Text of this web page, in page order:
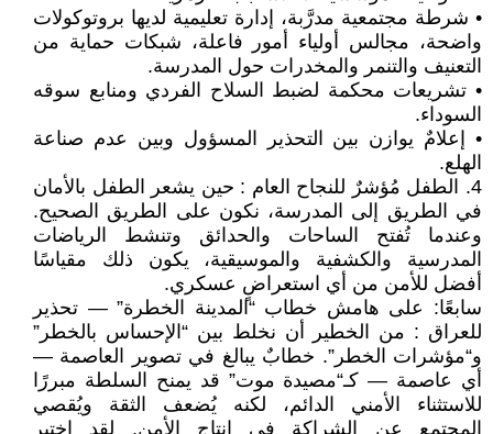
• شرطة مجتمعية مدرَّبة، إدارة تعليمية لديها بروتوكولات
واضحة، مجالس أولياء أمور فاعلة، شبكات حماية من
التعنيف والتنمر والمخدرات حول المدرسة.
• تشريعات محكمة لضبط السلاح الفردي ومنابع سوقه
السوداء.
• إعلامٌ يوازن بين التحذير المسؤول وبين عدم صناعة
الهلع.
4. الطفل مُؤشرٌ للنجاح العام : حين يشعر الطفل بالأمان
في الطريق إلى المدرسة، نكون على الطريق الصحيح.
وعندما تُفتح الساحات والحدائق وتنشط الرياضات
المدرسية والكشفية والموسيقية، يكون ذلك مقياسًا
أفضل للأمن من أي استعراضٍ عسكري.
سابعًا: على هامش خطاب “المدينة الخطرة” — تحذير
للعراق : من الخطير أن نخلط بين “الإحساس بالخطر”
و“مؤشرات الخطر”. خطابٌ يبالغ في تصوير العاصمة —
أي عاصمة — كـ“مصيدة موت” قد يمنح السلطة مبررًا
للاستثناء الأمني الدائم، لكنه يُضعف الثقة ويُقصي
المجتمع عن الشراكة في إنتاج الأمن. لقد اختبر